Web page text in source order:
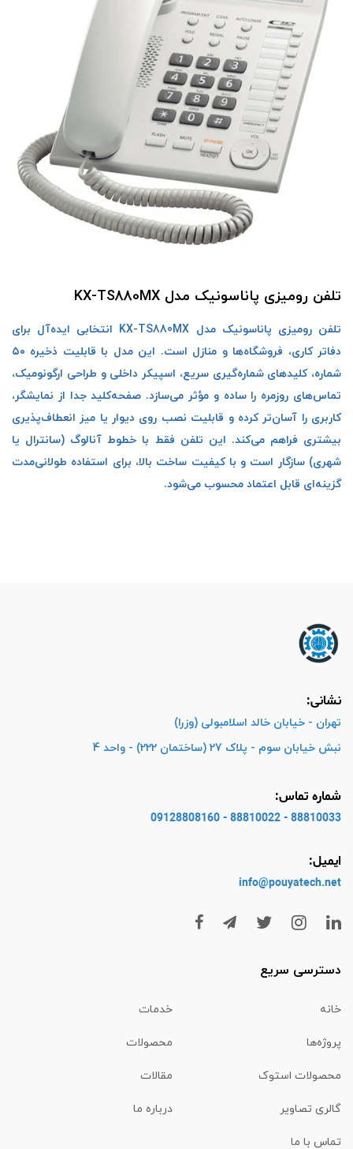
تلفن رومیزی پاناسونیک مدل KX-TS880MX
تلفن رومیزی پاناسونیک مدل KX-TS880MX انتخابی ایده‌آل برای
دفاتر کاری، فروشگاه‌ها و منازل است. این مدل با قابلیت ذخیره ۵۰
شماره، کلیدهای شماره‌گیری سریع، اسپیکر داخلی و طراحی ارگونومیک،
تماس‌های روزمره را ساده و مؤثر می‌سازد. صفحه‌کلید جدا از نمایشگر،
کاربری را آسان‌تر کرده و قابلیت نصب روی دیوار یا میز انعطاف‌پذیری
بیشتری فراهم می‌کند. این تلفن فقط با خطوط آنالوگ (سانترال یا
شهری) سازگار است و با کیفیت ساخت بالا، برای استفاده طولانی‌مدت
گزینه‌ای قابل اعتماد محسوب می‌شود.
نشانی:
تهران - خیابان خالد اسلامبولی (وزرا)
نبش خیابان سوم - پلاک 27 (ساختمان 222) - واحد 4
شماره تماس:
88810033 - 88810022 - 09128808160
ایمیل:
info@pouyatech.net
دسترسی سریع
خانه خدمات
پروژه‌ها محصولات
محصولات استوک مقالات
گالری تصاویر درباره ما
تماس با ما